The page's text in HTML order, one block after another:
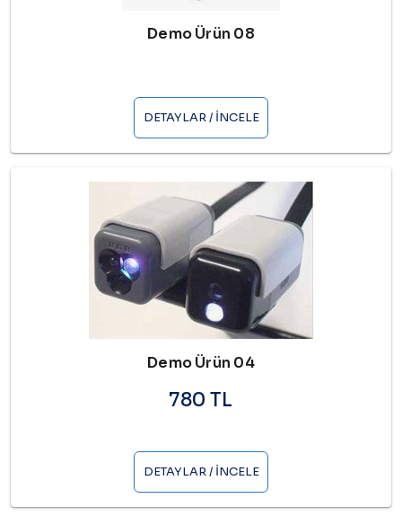
Demo Ürün 08
DETAYLAR / İNCELE
Demo Ürün 04
780 TL
DETAYLAR / İNCELE